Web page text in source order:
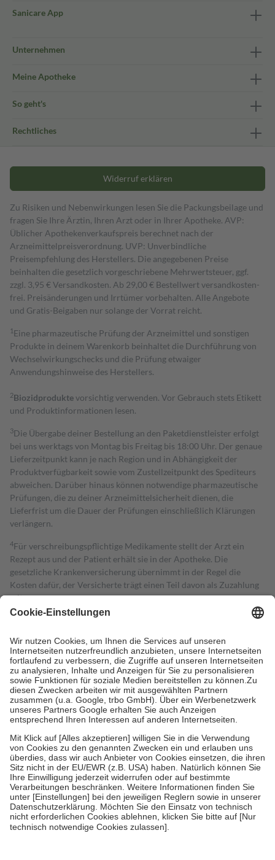
Sanicare App
Unternehmen
Meine Apotheke
So geht's
Rechtliches
Widerruf erklären
Zu Risiken und Nebenwirkungen lesen Sie die Packungsbeilage und
fragen Sie Ihre Ärztin, Ihren Arzt oder in Ihrer Apotheke. AVP:
Üblicher Apothekenverkaufspreis berechnet nach der
Arzneimittelpreisverordnung. UVP: Unverbindliche
Preisempfehlung des Herstellers. Die angegebenen Preise
beinhalten die gesetzlich vorgeschriebene Mehrwertsteuer, ggf.
zzgl. 3,95 € Versandkosten. Ab 29,00 € Bestell­wert versand­kosten­
frei. Preisänderungen und Irrtümer vorbehalten. Alle Angebote
und Gratis-Beigaben nur solange der Vorrat reicht.
1 Eine pharmazeutische Prüfung der Arzneimittel und sonstigen
Produkte in deinem Warenkorb beinhaltet die Durchführung von
Wechselwirkungschecks und die Prüfung etwaiger
Anwendungshinweise des Herstellers.
2Biozidproduktevorsichtig verwenden. Vor Gebrauch stets Etikett
und Produktinformationen lesen.
3Die Übergabe deiner Bestellung an den Paketdienstleister erfolgt
bei uns werktags von Montag bis Freitag bis 18:00 Uhr. Der genaue
Lieferzeitpunkt kann je nach Region und in Abhängigkeit der
Produktverfügbarkeit sowie vom Zustellzeitpunkt des Spediteurs
abweichen. Darüber hinaus können notwendige pharmazeutische
Prüfungen, die zu deiner Arzneimittelsicherheit dienen, die
Lieferfrist um die Dauer der Prüfungen einschließlich Klärungen
verlängern.
4Für verschreibungspflichtige Medikamente stellt der Arzt ein
Rezept aus und der Patient erhält sie in der Apotheke. Die
gesetzliche Krankenversicherung übernimmt in der Regel die
Kosten dafür, der Versicherte trägt einen Teil davon als Zuzahlung
mit.
Grundsätzlich leisten Mitglieder Zuzahlungen in Höhe von zehn
höchstens zehn Euro.
Es sind jedoch nie mehr als die tatsächlichen
Kosten der Leistung zu entrichten.
Diese Regeln gelten grundsätzlich auch für Online-Apotheken.
Bei Heilmitteln und häuslicher Krankenpflege beträgt die
Zuzahlung zehn Prozent der Kosten sowie zehn Euro je
Verordnung.
Um das Engagement der Versicherten für ihre eigene Gesundheit zu
stärken und die besondere Stellung der Familie zu unterstützen,
fallenkeine Zuzahlungenan bei:
• Kindern und Jugendlichen bis zum vollendeten 18. Lebensjahr
mit Ausnahme der Fahrkosten
• Untersuchungen zur Vorsorge und Früherkennung, die von der
GKV getragen werden
• empfohlenen Schutzimpfungen
• Harn- und Blutteststreifen